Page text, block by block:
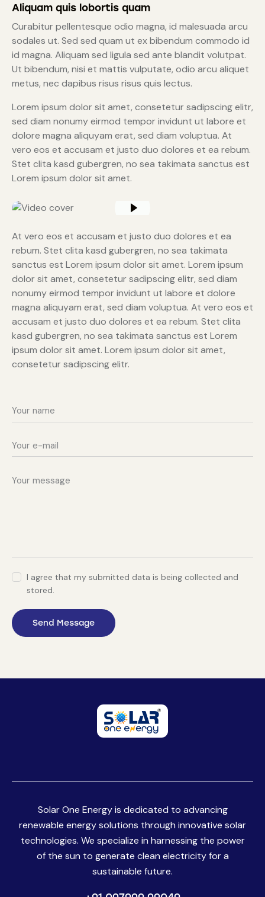
Aliquam quis lobortis quam
Curabitur pellentesque odio magna, id malesuada arcu
sodales ut. Sed sed quam ut ex bibendum commodo id
id magna. Aliquam sed ligula sed ante blandit volutpat.
Ut bibendum, nisi et mattis vulputate, odio arcu aliquet
metus, nec dapibus risus risus quis lectus.
Lorem ipsum dolor sit amet, consetetur sadipscing elitr,
sed diam nonumy eirmod tempor invidunt ut labore et
dolore magna aliquyam erat, sed diam voluptua. At
vero eos et accusam et justo duo dolores et ea rebum.
Stet clita kasd gubergren, no sea takimata sanctus est
Lorem ipsum dolor sit amet.
At vero eos et accusam et justo duo dolores et ea
rebum. Stet clita kasd gubergren, no sea takimata
sanctus est Lorem ipsum dolor sit amet. Lorem ipsum
dolor sit amet, consetetur sadipscing elitr, sed diam
nonumy eirmod tempor invidunt ut labore et dolore
magna aliquyam erat, sed diam voluptua. At vero eos et
accusam et justo duo dolores et ea rebum. Stet clita
kasd gubergren, no sea takimata sanctus est Lorem
ipsum dolor sit amet. Lorem ipsum dolor sit amet,
consetetur sadipscing elitr.
I agree that my submitted data is being collected and
stored.
Send Message
Solar One Energy is dedicated to advancing
renewable energy solutions through innovative solar
technologies. We specialize in harnessing the power
of the sun to generate clean electricity for a
sustainable future.